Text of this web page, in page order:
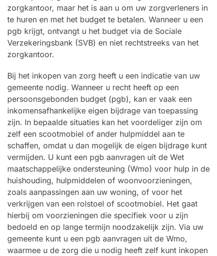
zorgkantoor, maar het is aan u om uw zorgverleners in
te huren en met het budget te betalen. Wanneer u een
pgb krijgt, ontvangt u het budget via de Sociale
Verzekeringsbank (SVB) en niet rechtstreeks van het
zorgkantoor.
Bij het inkopen van zorg heeft u een indicatie van uw
gemeente nodig. Wanneer u recht heeft op een
persoonsgebonden budget (pgb), kan er vaak een
inkomensafhankelijke eigen bijdrage van toepassing
zijn. In bepaalde situaties kan het voordeliger zijn om
zelf een scootmobiel of ander hulpmiddel aan te
schaffen, omdat u dan mogelijk de eigen bijdrage kunt
vermijden. U kunt een pgb aanvragen uit de Wet
maatschappelijke ondersteuning (Wmo) voor hulp in de
huishouding, hulpmiddelen of woonvoorzieningen,
zoals aanpassingen aan uw woning, of voor het
verkrijgen van een rolstoel of scootmobiel. Het gaat
hierbij om voorzieningen die specifiek voor u zijn
bedoeld en op lange termijn noodzakelijk zijn. Via uw
gemeente kunt u een pgb aanvragen uit de Wmo,
waarmee u de zorg die u nodig heeft zelf kunt inkopen